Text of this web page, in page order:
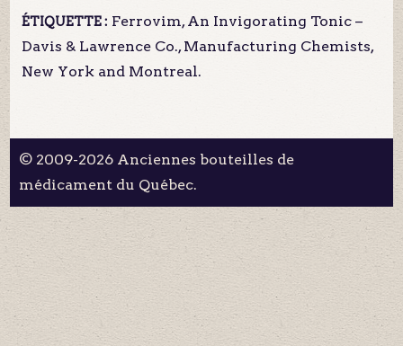
ÉTIQUETTE : Ferrovim, An Invigorating Tonic –
Davis & Lawrence Co., Manufacturing Chemists,
New York and Montreal.
© 2009-2026 Anciennes bouteilles de
médicament du Québec.